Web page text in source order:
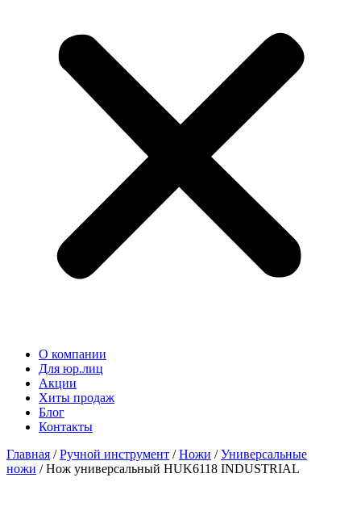
О компании
Для юр.лиц
Акции
Хиты продаж
Блог
Контакты
Главная /Ручной инструмент /Ножи /Универсальные
ножи / Нож универсальный HUK6118 INDUSTRIAL